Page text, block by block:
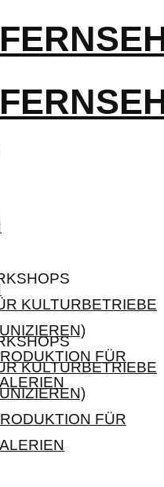
KULTURBETRIEBE
FÜR
KULTURBETRIEBE
FÜR